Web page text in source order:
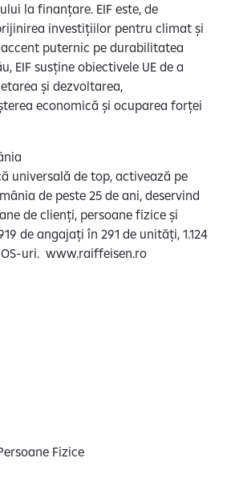
la finanțare. EIF este, de
investițiilor pentru climat și
puternic pe durabilitatea
EIF susține obiectivele UE de a
și dezvoltarea,
economică și ocuparea forței
universală de top, activează pe
de peste 25 de ani, deservind
de clienți, persoane fizice și
de angajați în 291 de unități, 1.124
uri. www.raiffeisen.ro
Fizice